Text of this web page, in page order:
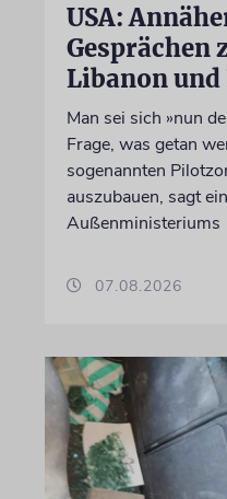
USA:
Gesprächen
Libanon und
Man sei sich »nun
Frage, was getan
sogenannten
auszubauen, sagt
Außenministeriums
07.08.2026